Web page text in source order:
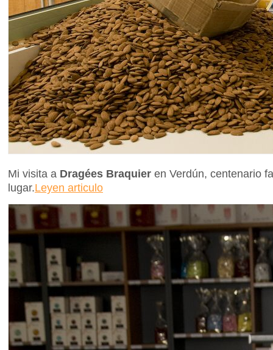
Mi visita a Dragées Braquier en Verdún, centenario
lugar.Leyen articulo